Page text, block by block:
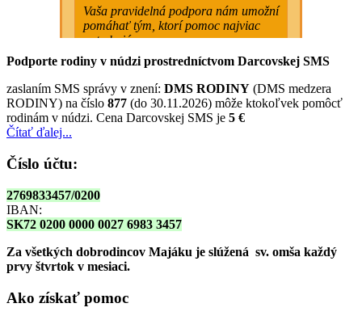
Podporte rodiny v núdzi prostredníctvom Darcovskej SMS
zaslaním SMS správy v znení: DMS RODINY (DMS medzera
RODINY) na číslo 877 (do 30.11.2026) môže ktokoľvek pomôcť
rodinám v núdzi. Cena Darcovskej SMS je 5 €
Čítať ďalej...
Číslo účtu:
2769833457/0200
IBAN:
SK72 0200 0000 0027 6983 3457
Za všetkých dobrodincov Majáku je slúžená sv. omša každý
prvy štvrtok v mesiaci.
Ako získať pomoc